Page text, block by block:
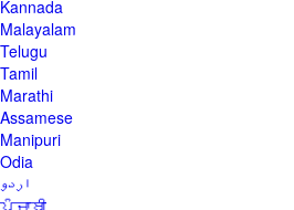
Kannada
Malayalam
Telugu
Tamil
Marathi
Assamese
Manipuri
Odia
اردو
ਪੰਜਾਬੀ